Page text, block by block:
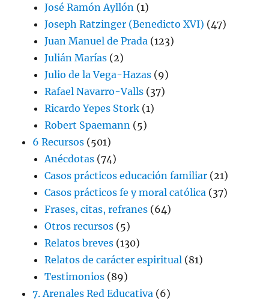
José Ramón Ayllón (1)
Joseph Ratzinger (Benedicto XVI) (47)
Juan Manuel de Prada (123)
Julián Marías (2)
Julio de la Vega-Hazas (9)
Rafael Navarro-Valls (37)
Ricardo Yepes Stork (1)
Robert Spaemann (5)
6 Recursos (501)
Anécdotas (74)
Casos prácticos educación familiar (21)
Casos prácticos fe y moral católica (37)
Frases, citas, refranes (64)
Otros recursos (5)
Relatos breves (130)
Relatos de carácter espiritual (81)
Testimonios (89)
7. Arenales Red Educativa (6)